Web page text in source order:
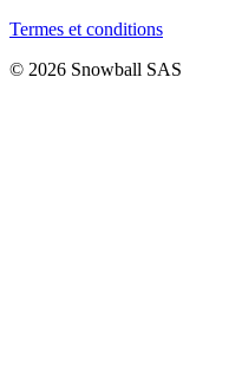
Termes et conditions
© 2026 Snowball SAS